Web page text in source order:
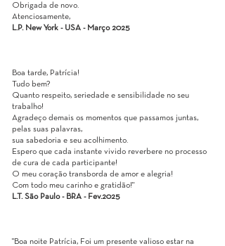
Obrigada de novo.
Atenciosamente,
L.P. New York - USA - Março 2025
Boa tarde, Patrícia!
Tudo bem?
Quanto respeito, seriedade e sensibilidade no seu
trabalho!
Agradeço demais os momentos que passamos juntas,
pelas suas palavras,
sua sabedoria e seu acolhimento.
Espero que cada instante vivido reverbere no processo
de cura de cada participante!
O meu coração transborda de amor e alegria!
Com todo meu carinho e gratidão!"
L.T. São Paulo - BRA - Fev.2025
"Boa noite Patrícia, Foi um presente valioso estar na